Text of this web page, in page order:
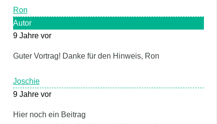
Ron
Autor
9 Jahre vor
Guter Vortrag! Danke für den Hinweis, Ron
Joschie
9 Jahre vor
Hier noch ein Beitrag